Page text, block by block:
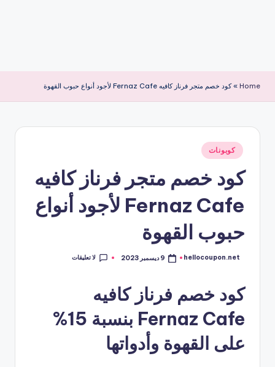
Home
»كود خصم متجر فرناز كافيه Fernaz Cafe لأجود أنواع حبوب القهوة
نُشر
في
كوبونات
كود خصم متجر فرناز كافيه
Fernaz Cafe لأجود أنواع
حبوب القهوة
تمّ
hellocoupon.net 9 ديسمبر 2023 لا تعليقات
كود خصم فرناز كافيه
Fernaz Cafe بنسبة 15%
على القهوة وأدواتها